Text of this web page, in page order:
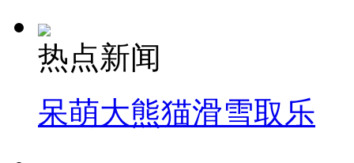
热点新闻
呆萌大熊猫滑雪取乐